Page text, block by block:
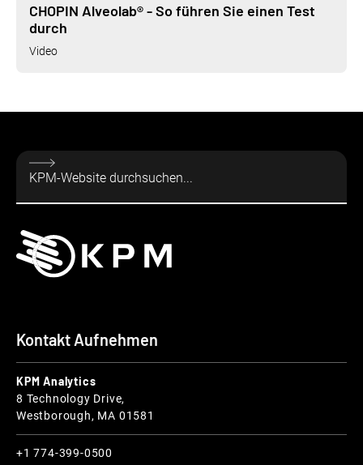
CHOPIN Alveolab® - So führen Sie einen Test
durch
Video
Kontakt Aufnehmen
KPM Analytics
8 Technology Drive,
Westborough, MA 01581
+1 774-399-0500